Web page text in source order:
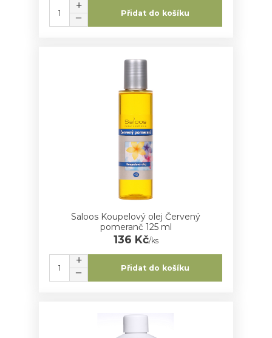
Přidat do košíku
Saloos Koupelový olej Červený
pomeranč 125 ml
136 Kč/ks
Přidat do košíku